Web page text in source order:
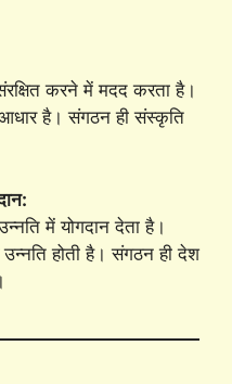
करने में मदद करता है।
है। संगठन ही संस्कृति
में योगदान देता है।
होती है। संगठन ही देश